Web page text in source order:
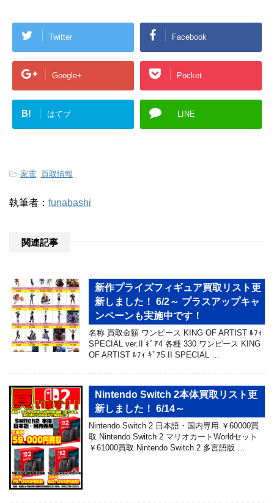
Twitter Facebook
Google+ Pocket
B! はてブ LINE
-家電 買取情報
執筆者： funabashi
関連記事
新作プライズフィギュア買取リスト更
新しました！ 6/2～ プラスアップキャ
ンペーンも実施中です！
名称 買取金額 ワンピース KING OF ARTIST ﾙﾌｨ
SPECIAL ver.II ｷﾞｱ4 各種 330 ワンピース KING
OF ARTIST ﾙﾌｨ ｷﾞｱ5 II SPECIAL …
Nintendo Switch 2本体買取リスト更
新しました！ 6/14～
Nintendo Switch 2 日本語・国内専用 ￥60000買
取 Nintendo Switch 2 マリオカートWorldセット
￥61000買取 Nintendo Switch 2 多言語版 …